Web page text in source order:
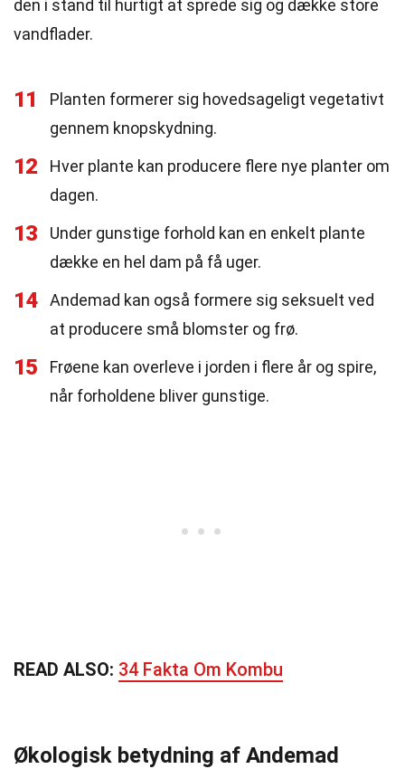
den i stand til hurtigt at sprede sig og dække store
vandflader.
11
Planten formerer sig hovedsageligt vegetativt
gennem knopskydning.
12
Hver plante kan producere flere nye planter om
dagen.
13
Under gunstige forhold kan en enkelt plante
dække en hel dam på få uger.
14
Andemad kan også formere sig seksuelt ved
at producere små blomster og frø.
15
Frøene kan overleve i jorden i flere år og spire,
når forholdene bliver gunstige.
READ ALSO: 34 Fakta Om Kombu
Økologisk betydning af Andemad